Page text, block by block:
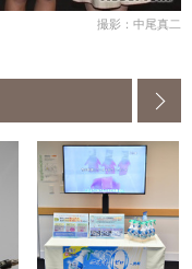
撮影：中尾真二